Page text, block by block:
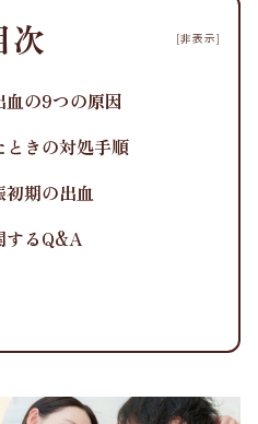
[非表示]
次
血の9つの原因
きの対処手順
初期の出血
するQ&A